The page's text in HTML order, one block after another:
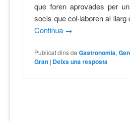
que foren aprovades per
socis que col·laboren al
Continua →
Publicat dins de Gastronomia,
Gran | Deixa una resposta